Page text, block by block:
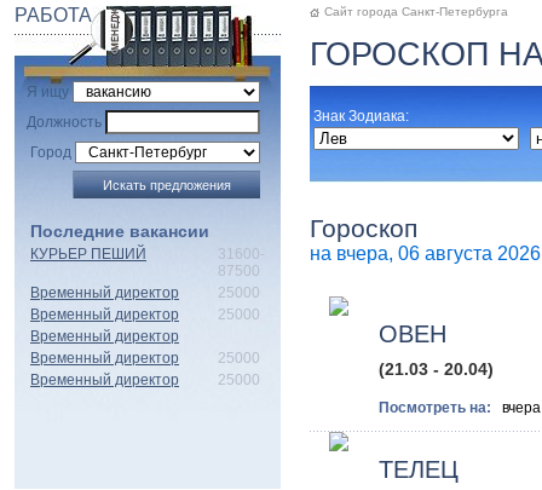
РАБОТА
Я ищу
Должность
Город
Последние вакансии
КУРЬЕР ПЕШИЙ
31600-
87500
Временный директор
25000
Временный директор
25000
Временный директор
Временный директор
25000
Временный директор
25000
Сайт города Санкт-Петербурга
ГОРОСКОП
Знак Зодиака:
Гороскоп
на вчера, 06 августа 2026
ОВЕН
(21.03 - 20.04)
Посмотреть на:
ТЕЛЕЦ